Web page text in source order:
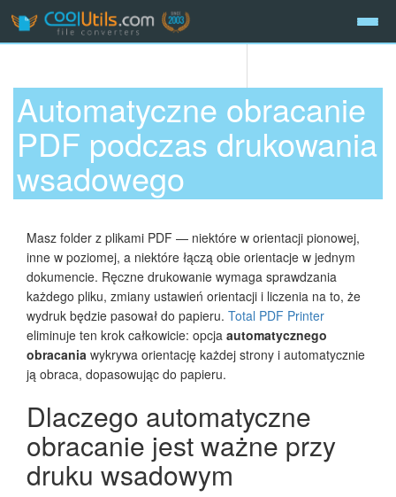
Automatyczne obracanie
PDF podczas drukowania
wsadowego
Masz folder z plikami PDF — niektóre w orientacji pionowej,
inne w poziomej, a niektóre łączą obie orientacje w jednym
dokumencie. Ręczne drukowanie wymaga sprawdzania
każdego pliku, zmiany ustawień orientacji i liczenia na to, że
wydruk będzie pasował do papieru. Total PDF Printer
eliminuje ten krok całkowicie: opcja automatycznego
obracania wykrywa orientację każdej strony i automatycznie
ją obraca, dopasowując do papieru.
Dlaczego automatyczne
obracanie jest ważne przy
druku wsadowym